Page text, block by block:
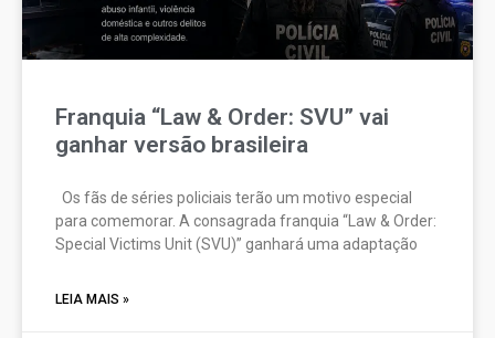
Franquia “Law & Order: SVU” vai
ganhar versão brasileira
Os fãs de séries policiais terão um motivo especial
para comemorar. A consagrada franquia “Law & Order:
Special Victims Unit (SVU)” ganhará uma adaptação
LEIA MAIS »